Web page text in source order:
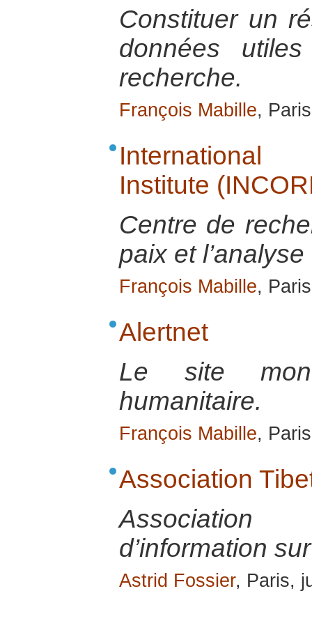
Constituer un
données
recherche.
François Mabille,
International
Institute
Centre de
paix et
François Mabille,
Alertnet
Le site
humanitaire.
François Mabille,
Association
d’information
Astrid Fossier, Paris,